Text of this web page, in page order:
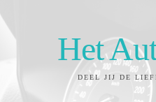
Het
DEEL JIJ DE